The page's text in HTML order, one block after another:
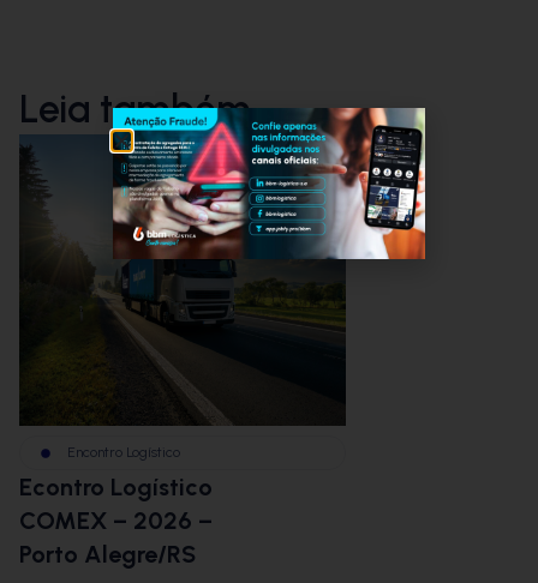
Leia também
Encontro Logístico
Econtro Logístico
COMEX – 2026 –
Porto Alegre/RS